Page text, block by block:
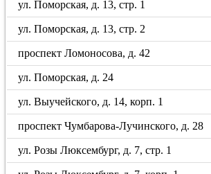
ул. Поморская, д. 13, стр. 1
ул. Поморская, д. 13, стр. 2
проспект Ломоносова, д. 42
ул. Поморская, д. 24
ул. Выучейского, д. 14, корп. 1
проспект Чумбарова-Лучинского, д. 28
ул. Розы Люксембург, д. 7, стр. 1